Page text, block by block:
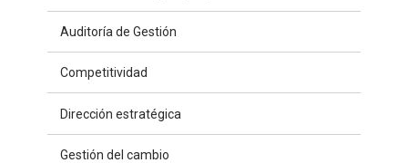
Auditoría de Gestión
Competitividad
Dirección estratégica
Gestión del cambio